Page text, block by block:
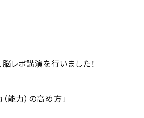
レボ講演を行いました！
能力）の高め方」